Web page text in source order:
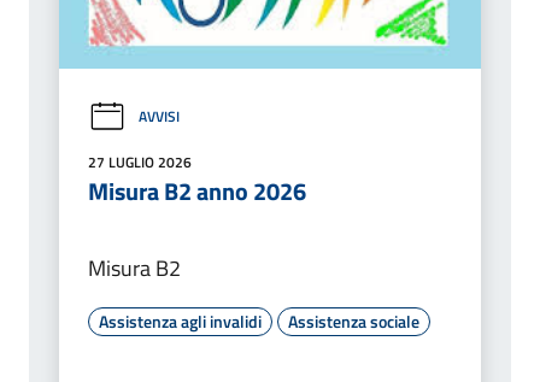
AVVISI
27 LUGLIO 2026
Misura B2 anno 2026
Misura B2
Assistenza agli invalidi Assistenza sociale